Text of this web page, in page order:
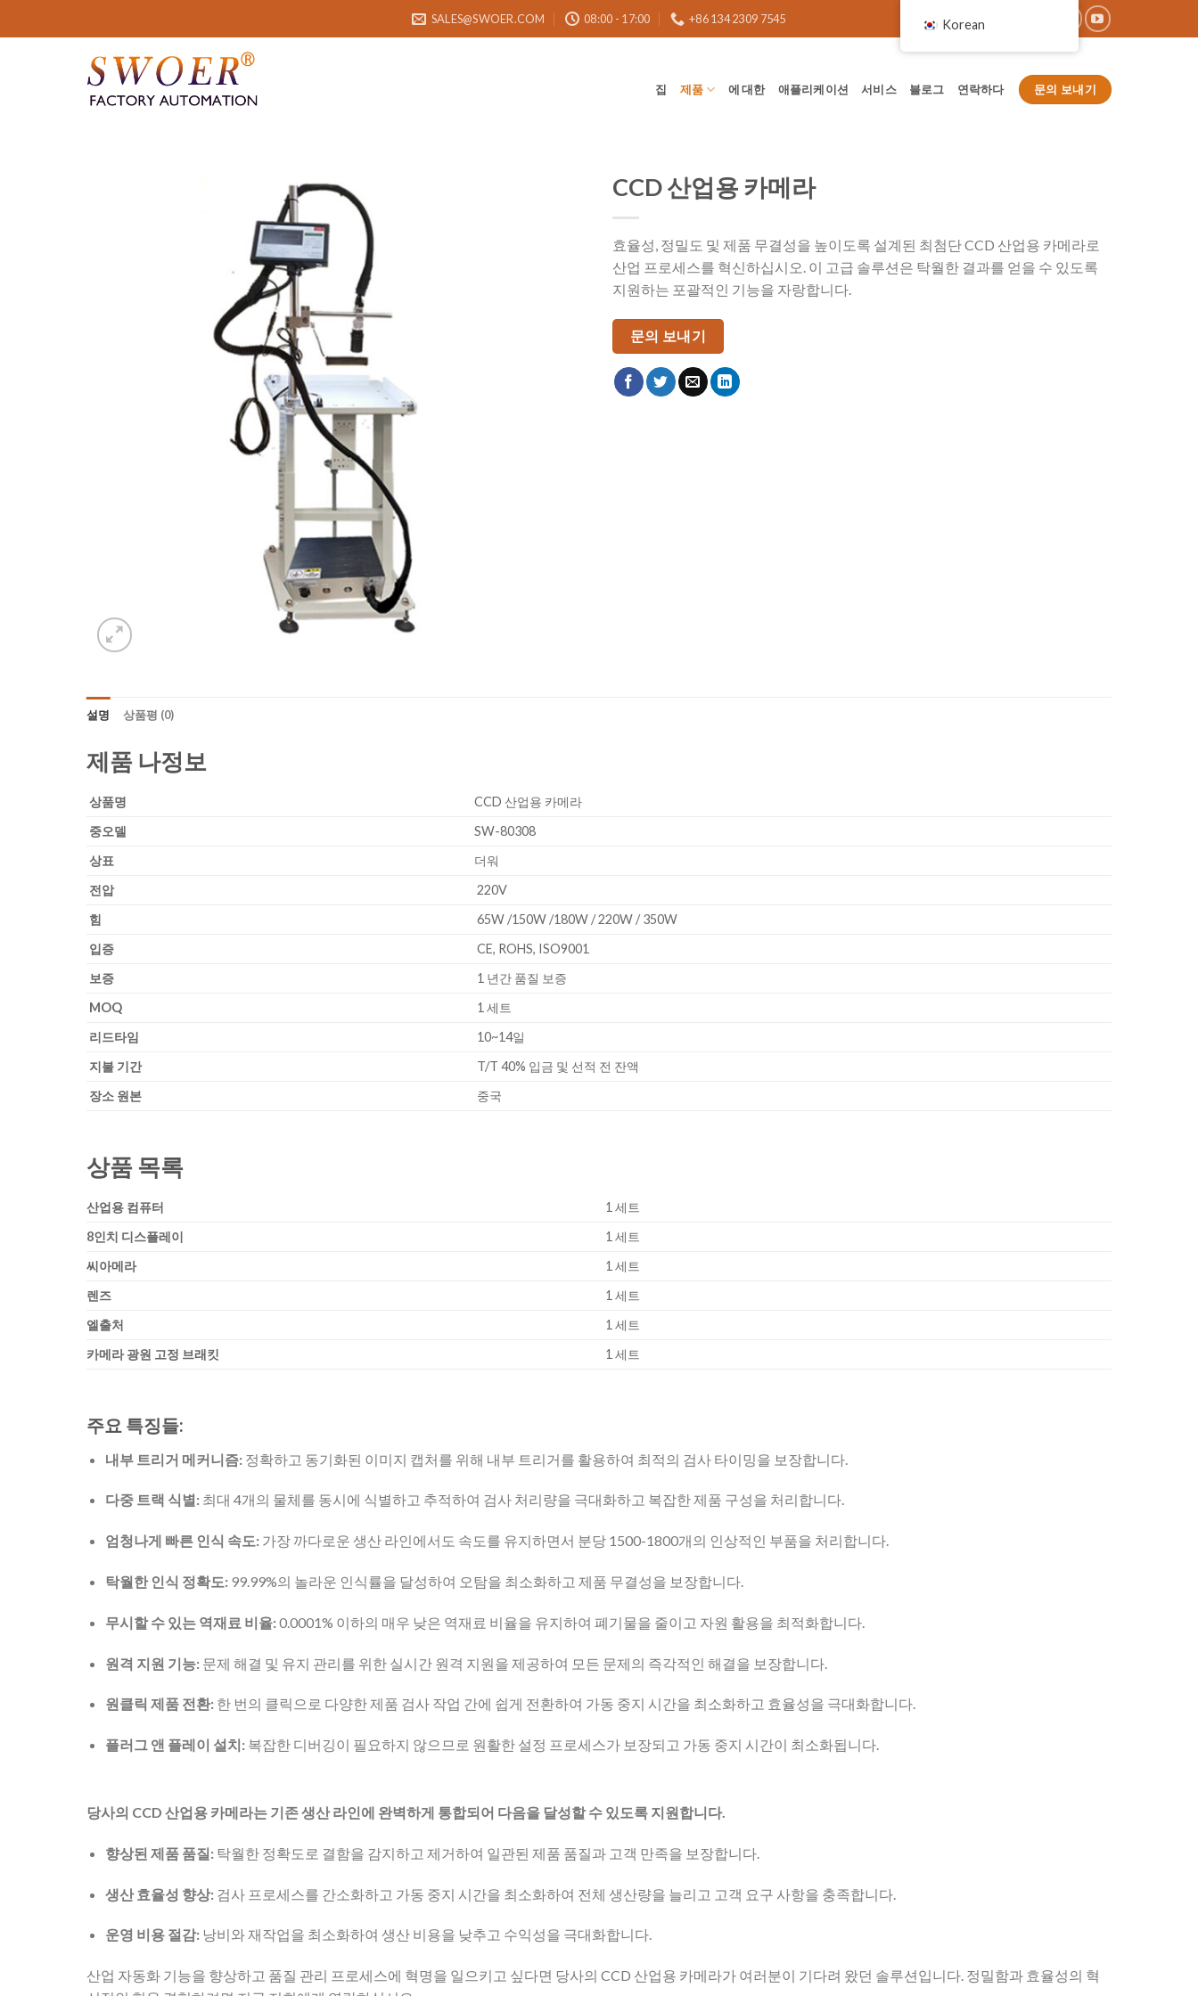
SALES@SWOER.COM 08:00 - 17:00 +86 134 2309 7545
집 제품 에 대한 애플리케이션 서비스 블로그 연락하다 문의 보내기
CCD 산업용 카메라
효율성, 정밀도 및 제품 무결성을 높이도록 설계된 최첨단 CCD 산업용 카메라로
산업 프로세스를 혁신하십시오. 이 고급 솔루션은 탁월한 결과를 얻을 수 있도록
지원하는 포괄적인 기능을 자랑합니다.
문의 보내기
설명 상품평 (0)
제품 나정보
상품명
CCD 산업용 카메라
중오델
SW-80308
상표
더워
전압
220V
힘
65W /150W /180W / 220W / 350W
입증
CE, ROHS, ISO9001
보증
1 년간 품질 보증
MOQ
1 세트
리드타임
10~14일
지불 기간
T/T 40% 입금 및 선적 전 잔액
장소 원본
중국
상품 목록
산업용 컴퓨터
1 세트
8인치 디스플레이
1 세트
씨아메라
1 세트
렌즈
1 세트
엘출처
1 세트
카메라 광원 고정 브래킷
1 세트
주요 특징들:
내부 트리거 메커니즘:정확하고 동기화된 이미지 캡처를 위해 내부 트리거를 활용하여 최적의 검사 타이밍을 보장합니다.
다중 트랙 식별:최대 4개의 물체를 동시에 식별하고 추적하여 검사 처리량을 극대화하고 복잡한 제품 구성을 처리합니다.
엄청나게 빠른 인식 속도:가장 까다로운 생산 라인에서도 속도를 유지하면서 분당 1500-1800개의 인상적인 부품을 처리합니다.
탁월한 인식 정확도:99.99%의 놀라운 인식률을 달성하여 오탐을 최소화하고 제품 무결성을 보장합니다.
무시할 수 있는 역재료 비율:0.0001% 이하의 매우 낮은 역재료 비율을 유지하여 폐기물을 줄이고 자원 활용을 최적화합니다.
원격 지원 기능:문제 해결 및 유지 관리를 위한 실시간 원격 지원을 제공하여 모든 문제의 즉각적인 해결을 보장합니다.
원클릭 제품 전환:한 번의 클릭으로 다양한 제품 검사 작업 간에 쉽게 전환하여 가동 중지 시간을 최소화하고 효율성을 극대화합니다.
플러그 앤 플레이 설치:복잡한 디버깅이 필요하지 않으므로 원활한 설정 프로세스가 보장되고 가동 중지 시간이 최소화됩니다.
당사의 CCD 산업용 카메라는 기존 생산 라인에 완벽하게 통합되어 다음을 달성할 수 있도록 지원합니다.
향상된 제품 품질:탁월한 정확도로 결함을 감지하고 제거하여 일관된 제품 품질과 고객 만족을 보장합니다.
생산 효율성 향상:검사 프로세스를 간소화하고 가동 중지 시간을 최소화하여 전체 생산량을 늘리고 고객 요구 사항을 충족합니다.
운영 비용 절감:낭비와 재작업을 최소화하여 생산 비용을 낮추고 수익성을 극대화합니다.
산업 자동화 기능을 향상하고 품질 관리 프로세스에 혁명을 일으키고 싶다면 당사의 CCD 산업용 카메라가 여러분이 기다려 왔던 솔루션입니다. 정밀함과 효율성의 혁
Korean